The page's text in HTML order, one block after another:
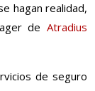
hagan realidad,
de Atradius
de seguro